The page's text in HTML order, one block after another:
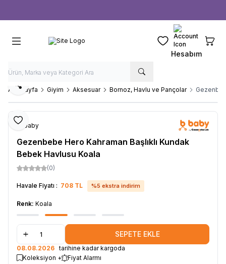
Favorilerim
Hesabım
Ana Sayfa Giyim Aksesuar Bornoz, Havlu ve Pançolar
Favoriye Ekle
Paylaş
b-baby
Gezenbebe Hero Kahraman Başlıklı Kundak
Bebek Havlusu Koala
(0)
Havale Fiyatı : 708 TL %5 ekstra indirim
Renk: Koala
SEPETE EKLE
08.08.2026 tarihine kadar kargoda
Koleksiyon +
Fiyat Alarmı